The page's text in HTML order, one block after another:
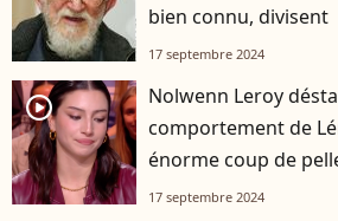
bien connu, divisent
17 septembre 2024
player2
Nolwenn Leroy
comportement de
énorme coup de
17 septembre 2024